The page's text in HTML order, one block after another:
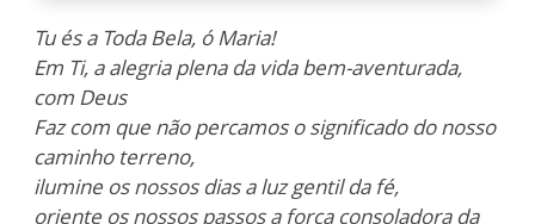
Tu és a Toda Bela, ó Maria!
Em Ti, a alegria plena da vida bem-aventurada,
com Deus
Faz com que não percamos o significado do nosso
caminho terreno,
ilumine os nossos dias a luz gentil da fé,
oriente os nossos passos a força consoladora da